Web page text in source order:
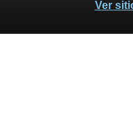
Ver